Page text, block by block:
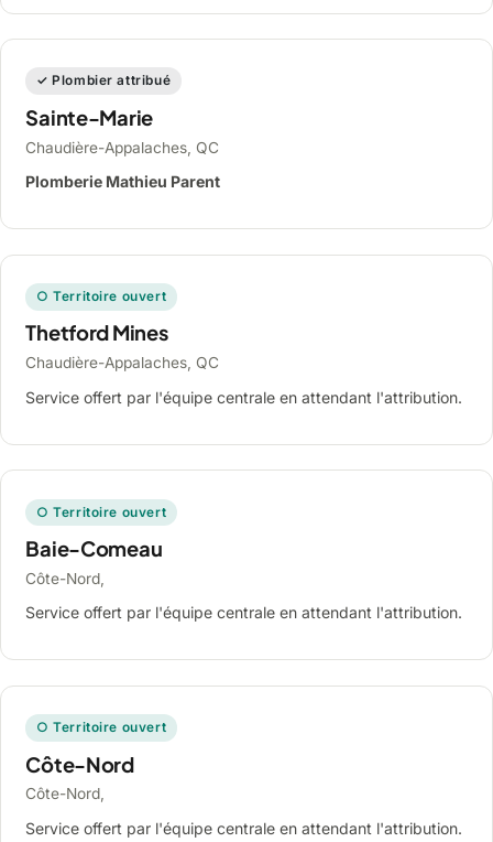
✓ Plombier attribué
Sainte-Marie
Chaudière-Appalaches, QC
Plomberie Mathieu Parent
○ Territoire ouvert
Thetford Mines
Chaudière-Appalaches, QC
Service offert par l'équipe centrale en attendant l'attribution.
○ Territoire ouvert
Baie-Comeau
Côte-Nord,
Service offert par l'équipe centrale en attendant l'attribution.
○ Territoire ouvert
Côte-Nord
Côte-Nord,
Service offert par l'équipe centrale en attendant l'attribution.